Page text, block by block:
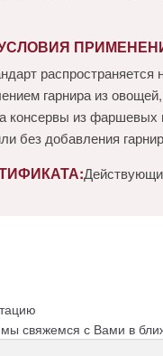
распространяется
гарнира из
консервы из фаршевых
без добавления
свяжемся с Вами в